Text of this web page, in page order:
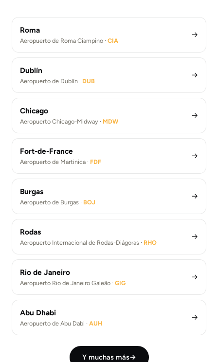
Roma
Aeropuerto de Roma Ciampino · CIA
→
Dublín
Aeropuerto de Dublín · DUB
→
Chicago
Aeropuerto Chicago-Midway · MDW
→
Fort-de-France
Aeropuerto de Martinica · FDF
→
Burgas
Aeropuerto de Burgas · BOJ
→
Rodas
Aeropuerto Internacional de Rodas-Diágoras · RHO
→
Rio de Janeiro
Aeropuerto Rio de Janeiro Galeão · GIG
→
Abu Dhabi
Aeropuerto de Abu Dabi · AUH
→
Y muchas más→